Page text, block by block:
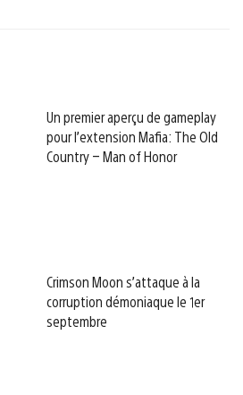
Un premier aperçu de gameplay
pour l’extension Mafia: The Old
Country – Man of Honor
Crimson Moon s’attaque à la
corruption démoniaque le 1er
septembre